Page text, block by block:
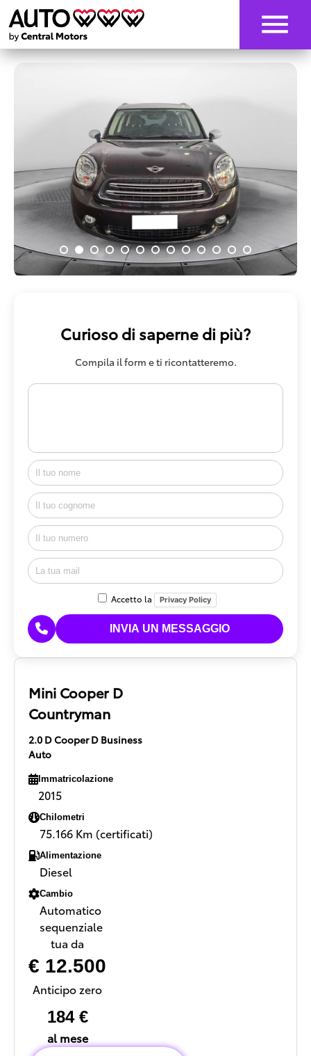
Curioso di saperne di più?
Compila il form e ti ricontatteremo.
Accetto la Privacy Policy
Mini Cooper D
Countryman
2.0 D Cooper D Business
Auto
Immatricolazione
2015
Chilometri
75.166 Km (certificati)
Alimentazione
Diesel
Cambio
Automatico
sequenziale
tua da
€ 12.500
Anticipo zero
184 €
al mese